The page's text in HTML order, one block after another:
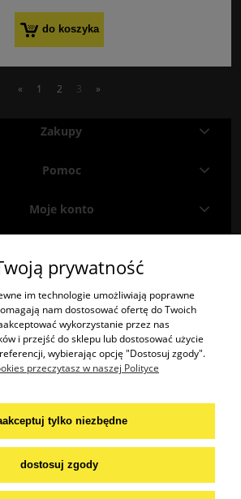
do koszyka
« 1 2 3 »
Zakupy
Pomoc
Moje konto
naFacebookuiInstagramie
Olech | ul. Potok 485A, 38-404 Potok | woj.
tel.: 574447365 | email:kontakt@2trees.pl
NIP: 6842276645
Praca:
szwaczka / krawcowa
aplikuj na mail:
praca@2trees.pl
prywatność
im technologie umożliwiają poprawne
nam dostosować ofertę do Twoich
wykorzystanie przez nas
i przejść do sklepu lub dostosować użycie
wybierając opcję "Dostosuj zgody".
przeczytasz w naszej Polityce
tylko niezbędne
dostosuj zgody